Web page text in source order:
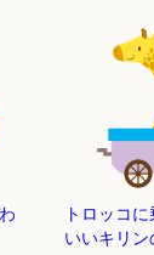
トロッコ
いいキリン